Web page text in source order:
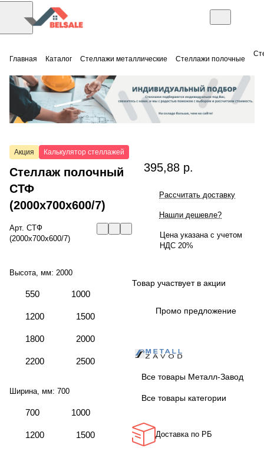
Главная Каталог Стеллажи металлические Стеллажи полочные
Акция Калькулятор стеллажей
Стеллаж полочный
СТФ
(2000x700x600/7)
Арт. СТФ
(2000x700x600/7)
Высота, мм: 2000
550 1000
1200 1500
1800 2000
2200 2500
Ширина, мм: 700
700 1000
1200 1500
395,88 р.
Рассчитать доставку
Нашли дешевле?
Цена указана с учетом
НДС 20%
Товар участвует в акции
Промо предложение
Все товары Металл-Завод
Все товары категории
Доставка по РБ